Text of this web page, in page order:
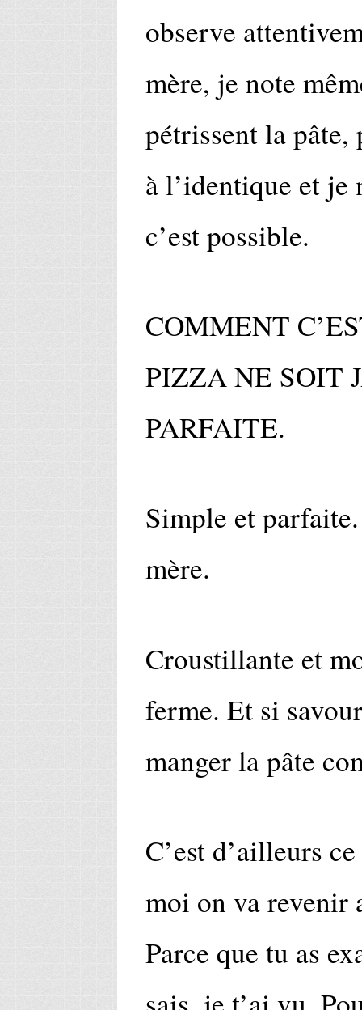
observe
mère, je note
pétrissent la
à l’identique et je
c’est possible.
COMMENT
PIZZA NE SOIT
PARFAITE.
Simple et
mère.
Croustillante et
ferme. Et si
manger la pâte
C’est d’ailleurs
moi on va revenir
Parce que tu as